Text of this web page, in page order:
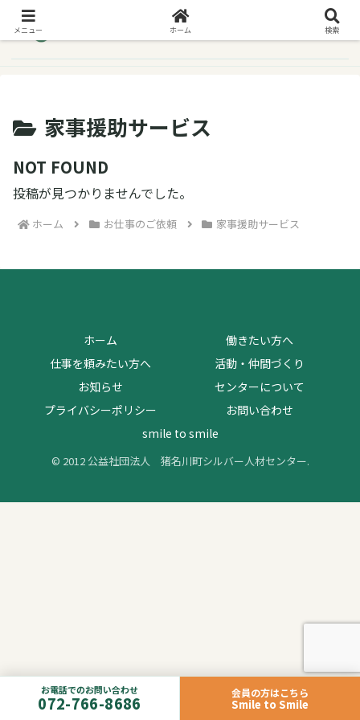
お電話でのお問い合わせ
072-766-8686
会員の方はこちら
Smile to Smile
家事援助サービス
NOT FOUND
投稿が見つかりませんでした。
ホーム お仕事のご依頼 家事援助サービス
ホーム
働きたい方へ
仕事を頼みたい方へ
活動・仲間づくり
お知らせ
センターについて
プライバシーポリシー
お問い合わせ
smile to smile
© 2012 公益社団法人 猪名川町シルバー人材センター.
メニュー ホーム 検索